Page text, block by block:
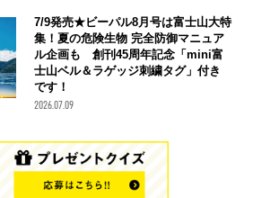
7/9発売★ビーパル8月号は富士山大特
集！夏の危険生物 完全防御マニュア
ル企画も 創刊45周年記念「mini富
士山ベル＆ラゲッジ刺繍タグ」付き
です！
2026.07.09